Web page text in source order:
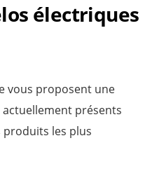
électriques
vous proposent une
présents
produits les plus